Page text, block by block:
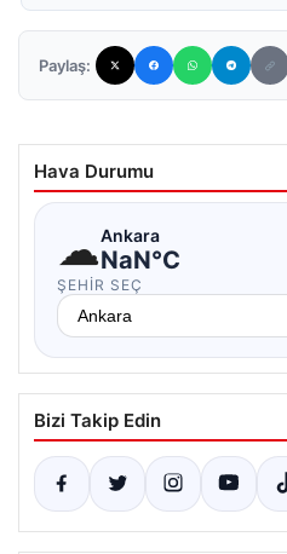
Paylaş:
Hava Durumu
☁Ankara
NaN°C
ŞEHIR SEÇ
Bizi Takip Edin